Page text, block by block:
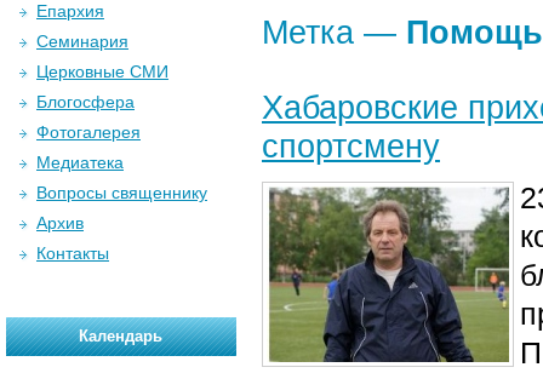
Метка — Помощь
Хабаровские
спортсмену
Епархия
Семинария
Церковные СМИ
Блогосфера
Фотогалерея
Медиатека
Вопросы священнику
Архив
Контакты
Календарь